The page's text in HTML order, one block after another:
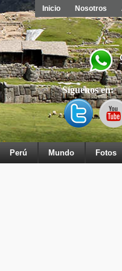
Inicio Nosotros
Síguenos en:
Perú Mundo Fotos